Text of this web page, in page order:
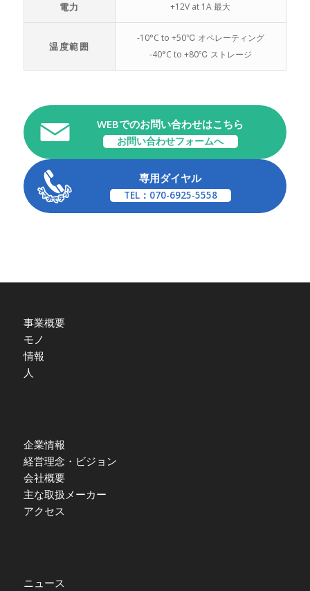
電力 +12V at 1A 最大
温度範囲
-10°C to +50℃ オペレーティング
-40°C to +80℃ ストレージ
WEBでのお問い合わせはこちら
お問い合わせフォームへ
専用ダイヤル
TEL：070-6925-5558
事業概要
モノ
情報
人
企業情報
経営理念・ビジョン
会社概要
主な取扱メーカー
アクセス
ニュース